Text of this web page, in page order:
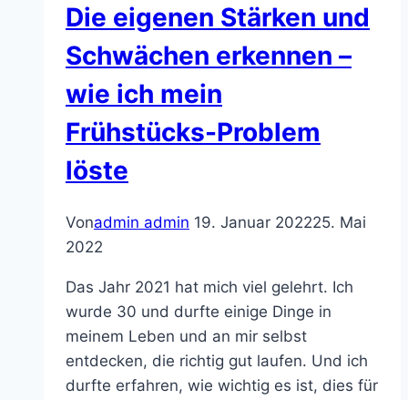
Die eigenen Stärken und
Schwächen erkennen –
wie ich mein
Frühstücks-Problem
löste
Vonadmin admin 19. Januar 202225. Mai
2022
Das Jahr 2021 hat mich viel gelehrt. Ich
wurde 30 und durfte einige Dinge in
meinem Leben und an mir selbst
entdecken, die richtig gut laufen. Und ich
durfte erfahren, wie wichtig es ist, dies für